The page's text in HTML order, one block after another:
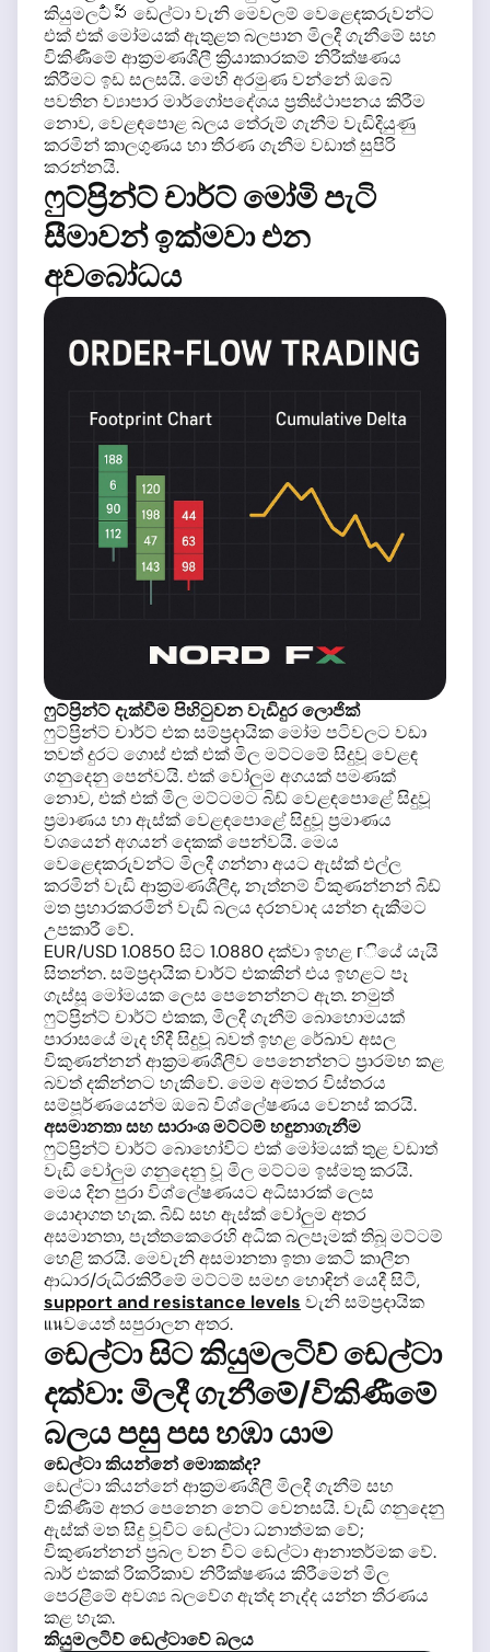
කියුමලටివ్ ඩෙල්ටා වැනි මෙවලම් වෙළෙඳකරුවන්ට
එක් එක් මෝමයක් ඇතුළත බලපාන මිලදී ගැනීමේ සහ
විකිණීමේ ආක්‍රමණශීලී ක්‍රියාකාරකම් නිරීක්ෂණය
කිරීමට ඉඩ සලසයි. මෙහි අරමුණ වන්නේ ඔබේ
පවතින ව්‍යාපාර මාර්ගෝපදේශය ප්‍රතිස්ථාපනය කිරීම
නොව, වෙළඳපොළ බලය තේරුම් ගැනීම වැඩිදියුණු
කරමින් කාලගුණය හා තීරණ ගැනීම වඩාත් සුපිරි
කරන්නයි.
ෆුට්ප්‍රින්ට් චාර්ට් මෝමි පැටි
සීමාවන් ඉක්මවා එන
අවබෝධය
ෆුට්ප්‍රින්ට් දැක්වීම පිහිටුවන වැඩිදුර ලොජික්
ෆුට්ප්‍රින්ට් චාර්ට් එක සම්ප්‍රදායික මෝම පටිවලට වඩා
තවත් දුරට ගොස් එක් එක් මිල මට්ටමේ සිදුවූ වෙළඳ
ගනුදෙනු පෙන්වයි. එක් වෝලුම අගයක් පමණක්
නොව, එක් එක් මිල මට්ටමට බිඩ් වෙළඳපොළේ සිදුවූ
ප්‍රමාණය හා ඇස්ක් වෙළඳපොළේ සිදුවූ ප්‍රමාණය
වශයෙන් අගයන් දෙකක් පෙන්වයි. මෙය
වෙළෙඳකරුවන්ට මිලදී ගන්නා අයට ඇස්ක් එල්ල
කරමින් වැඩි ආක්‍රමණශීලීද, නැත්නම් විකුණන්නන් බිඩ්
මත ප්‍රහාරකරමින් වැඩි බලය දරනවාද යන්න දැකීමට
උපකාරී වේ.
EUR/USD 1.0850 සිට 1.0880 දක්වා ඉහළ гියේ යැයි
සිතන්න. සම්ප්‍රදායික චාර්ට් එකකින් එය ඉහළට පෑ
ගැස්සූ මෝමයක ලෙස පෙනෙන්නට ඇත. නමුත්
ෆුට්ප්‍රින්ට් චාර්ට් එකක, මිලදී ගැනීම් බොහොමයක්
පාරාසයේ මැද හිදී සිදුවූ බවත් ඉහළ රේඛාව අසල
විකුණන්නන් ආක්‍රමණශීලීව පෙනෙන්නට ප්‍රාරම්භ කළ
බවත් දකින්නට හැකිවේ. මෙම අමතර විස්තරය
සම්පූර්ණයෙන්ම ඔබේ විශ්ලේෂණය වෙනස් කරයි.
අසමානතා සහ සාරාංශ මට්ටම් හඳුනාගැනීම
ෆුට්ප්‍රින්ට් චාර්ට් බොහෝවිට එක් මෝමයක් තුළ වඩාත්
වැඩි වෝලුම ගනුදෙනු වූ මිල මට්ටම ඉස්මතු කරයි.
මෙය දින පුරා විශ්ලේෂණයට අධිසාරක් ලෙස
යොදාගත හැක. බිඩ් සහ ඇස්ක් වෝලුම අතර
අසමානතා, පැත්තකෙරෙහි අධික බලපෑමක් තිබූ මට්ටම්
හෙළි කරයි. මෙවැනි අසමානතා ඉතා කෙටි කාලීන
ආධාර/රුධිරකිරීමේ මට්ටම් සමඟ හොඳින් යෙදී සිටී,
support and resistance levels වැනි සම්ප්‍රදායික
แนවයෙත් සපුරාලන අතර.
ඩෙල්ටා සිට කියුමලටිව් ඩෙල්ටා
දක්වා: මිලදී ගැනීමේ/විකිණීමේ
බලය පසු පස හඹා යාම
ඩෙල්ටා කියන්නේ මොකක්ද?
ඩෙල්ටා කියන්නේ ආක්‍රමණශීලී මිලදී ගැනීම් සහ
විකිණීම් අතර පෙනෙන නෙට් වෙනසයි. වැඩි ගනුදෙනු
ඇස්ක් මත සිදු වූවිට ඩෙල්ටා ධනාත්මක වේ;
විකුණන්නන් ප්‍රබල වන විට ඩෙල්ටා ආනාතර්මක වේ.
බාර් එකක් රිකරිකාව නිරීක්ෂණය කිරීමෙන් මිල
පෙරළීමේ අවශ්‍ය බලවේග ඇත්ද නැද්ද යන්න තීරණය
කළ හැක.
කියුමලටිව් ඩෙල්ටාවේ බලය